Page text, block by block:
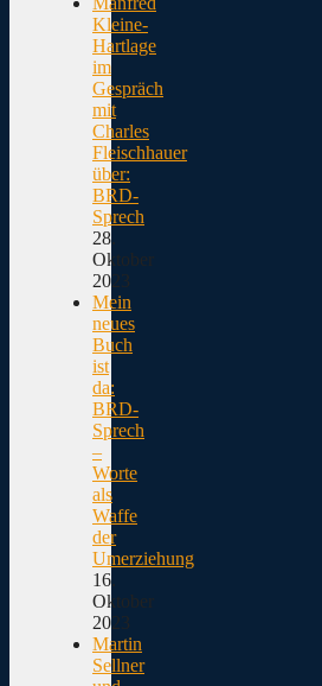
Kleine-
Hartlage
im
Gespräch
mit
Charles
Fleischhauer
über:
BRD-
Sprech
28.
Oktober
2023
Mein
neues
Buch
ist
da:
BRD-
Sprech
–
Worte
als
Waffe
der
Umerziehung
16.
Oktober
2023
Martin
Sellner